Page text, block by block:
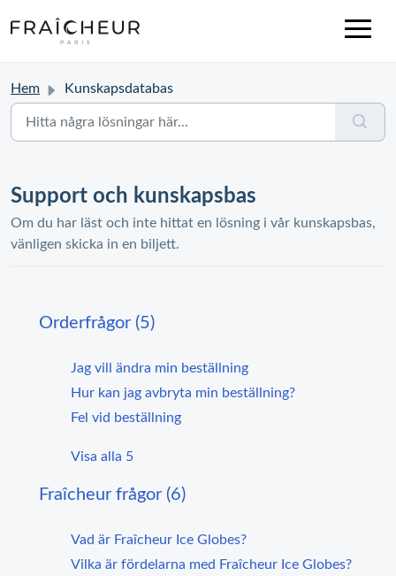
Hem Kunskapsdatabas
Support och kunskapsbas
Om du har läst och inte hittat en lösning i vår kunskapsbas,
vänligen skicka in en biljett.
Orderfrågor (5)
Jag vill ändra min beställning
Hur kan jag avbryta min beställning?
Fel vid beställning
Visa alla 5
Fraîcheur frågor (6)
Vad är Fraîcheur Ice Globes?
Vilka är fördelarna med Fraîcheur Ice Globes?